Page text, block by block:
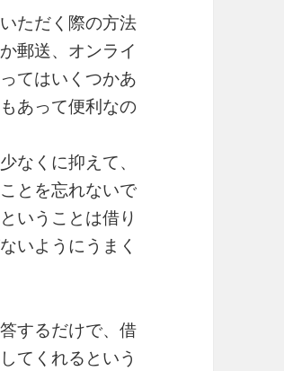
ただく際の方法
郵送、オンライ
てはいくつかあ
あって便利なの
なくに抑えて、
とを忘れないで
いうことは借り
いようにうまく
するだけで、借
てくれるという